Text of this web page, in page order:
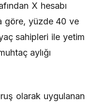
X hesabı
göre, yüzde 40 ve
sahipleri ile yetim
aylığı
olarak uygulanan